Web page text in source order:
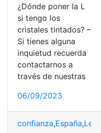
¿Dónde poner la L
si tengo los
cristales tintados? –
Si tienes alguna
inquietud recuerda
contactarnos a
través de nuestras
06/09/2023
confianza,España,Leyes